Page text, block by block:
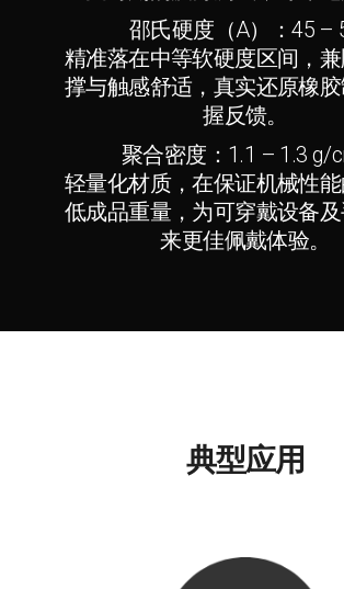
邵氏硬度（A）：45 –
精准落在中等软硬度区间，
撑与触感舒适，真实还原橡
握反馈。
聚合密度：1.1 – 1.3 g/
轻量化材质，在保证机械性
低成品重量，为可穿戴设备
来更佳佩戴体验。
典型应用